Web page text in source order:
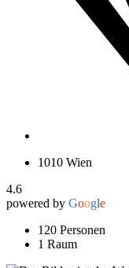
1010 Wien
4.6
powered by Google
120 Personen
1 Raum